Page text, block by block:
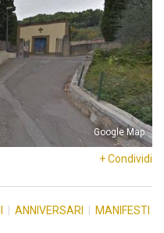
Google Map
+ Condividi
ANNIVERSARI MANIFESTI